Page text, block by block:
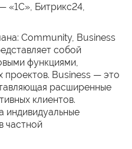
«1C», Битрикс24,
Community, Business
собой
функциями,
проектов. Business — это
расширенные
клиентов.
индивидуальные
частной